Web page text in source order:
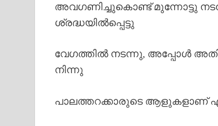
അവഗണിച്ചുകൊണ്ട് മുന്നോട്ടു
ശ്രദ്ധയിൽപ്പെട്ടു
വേഗത്തിൽ നടന്നു, അപ്പോൾ
നിന്നു
പാലത്തറക്കാരുടെ ആളുകളാണ്